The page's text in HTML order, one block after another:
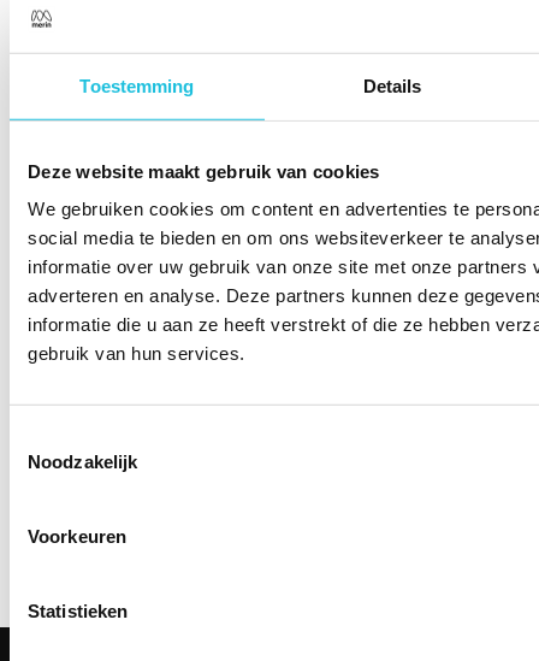
Toestemming Details
Deze website maakt gebruik van cookies
We gebruiken cookies om content en advertenties te
social media te bieden en om ons websiteverkeer te
informatie over uw gebruik van onze site met onze partners
adverteren en analyse. Deze partners kunnen deze
informatie die u aan ze heeft verstrekt of die ze hebben
gebruik van hun services.
Noodzakelijk
Voorkeuren
Statistieken